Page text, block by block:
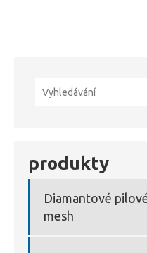
produkty
Diamantové
mesh